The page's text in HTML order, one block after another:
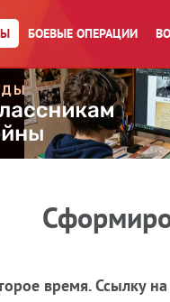
БОЕВЫЕ ОПЕРАЦИИ
время. Ссылку